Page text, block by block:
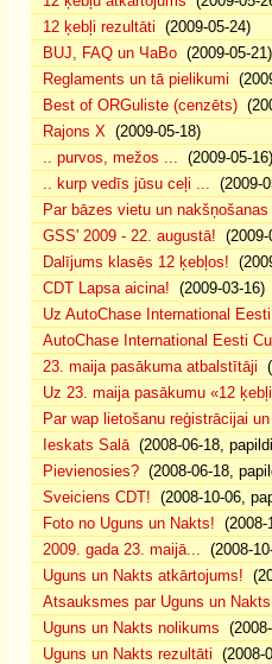
12 ķebļi rezultāti (2009-05-24)
BUJ, FAQ un ЧаВо (2009-05-21)
Reglaments un tā pielikumi
Best of ORGuliste (cenzēts)
Rajons X (2009-05-18)
.. purvos, mežos ... (2009-05-16)
.. kurp vedīs jūsu ceļi ... (2009-
Par bāzes vietu un
GSS' 2009 - 22. augustā! (2009-
Dalījums klasēs 12 ķebļos!
CDT Lapsa aicina! (2009-03-16)
Uz AutoChase International
AutoChase International Eesti
23. maija pasākuma atbalstītāji
Uz 23. maija pasākumu «12
Par wap lietošanu reģistrācijai
Ieskats Salā(2008-06-18,
Pievienosies? (2008-06-18,
Sveiciens CDT! (2008-10-06,
Foto no Uguns un Nakts! (2008-
2009. gada 23. maijā... (2008-
Uguns un Nakts atkārtojums!
Atsauksmes par Uguns un Nakts
Uguns un Nakts nolikums
Uguns un Nakts rezultāti (2008-